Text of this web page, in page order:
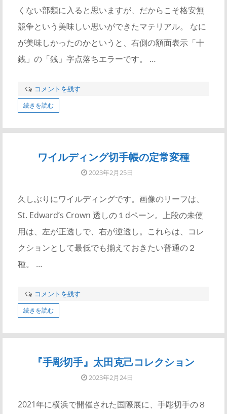
くない部類に入ると思いますが、だからこそ格安無
競争という美味しい思いができたマテリアル。 なに
が美味しかったのかというと、右側の額面表示「十
銭」の「銭」字点落ちエラーです。 …
コメントを残す
続きを読む
ワイルディング切手帳の定常変種
2023年2月25日
久しぶりにワイルディングです。画像のリーフは、
St. Edward’s Crown 透しの１dペーン。上段の未使
用は、左が正透しで、右が逆透し。これらは、コレ
クションとして最低でも揃えておきたい普通の２
種。 …
コメントを残す
続きを読む
『手彫切手』太田克己コレクション
2023年2月24日
2021年に横浜で開催された国際展に、手彫切手の８